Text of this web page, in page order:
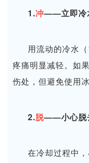
1.冲——立即冷
用流动的冷水
疼痛明显减轻。如
伤处，但避免使用
2.脱——小心脱
在冷却过程中